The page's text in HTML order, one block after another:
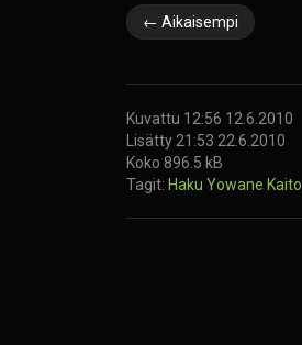
← Aikaisempi
Kuvattu 12:56 12.6.2010
Lisätty 21:53 22.6.2010
Koko 896.5 kB
Tagit: Haku Yowane Kaito